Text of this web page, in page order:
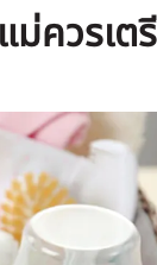
ควรเต